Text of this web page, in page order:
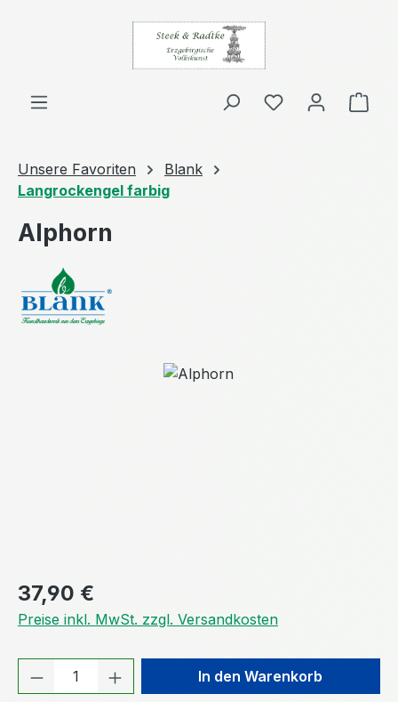
Zum Hauptinhalt springen
Unsere Favoriten
Blank
Langrockengel farbig
Alphorn
Bildergalerie überspringen
Regulärer Preis:
37,90 €
Preise inkl. MwSt. zzgl. Versandkosten
Produkt Anzahl: Gib denIn den Warenkorb